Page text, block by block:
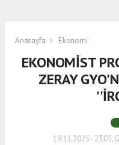
Anasayfa Ekonomi
EKONOMİST
ZERAY
19.11.2025 - 23:05,